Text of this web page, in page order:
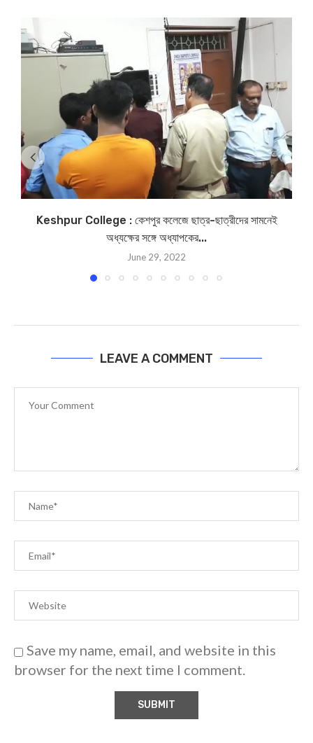
Keshpur College : কেশপুর কলেজে ছাত্র-ছাত্রীদের সামনেই
অধ্যক্ষের সঙ্গে অধ্যাপকের...
June 29, 2022
LEAVE A COMMENT
Save my name, email, and website in this
browser for the next time I comment.